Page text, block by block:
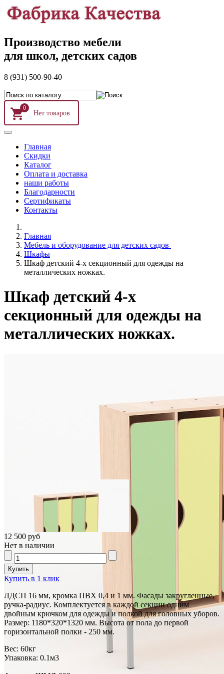
Производство мебели
для школ, детских садов
8 (931) 500-90-40
0
Главная
Скидки
Каталог
Оплата и доставка
наши работы
Благодарности
Сертификаты
Контакты
Главная
Мебель и оборудование для детских садов
Шкафы
Шкаф детский 4-х секционный для одежды на
металлических ножках.
Шкаф детский 4-х
секционный для одежды на
металлических ножках.
12 500 руб
Нет в наличии
Купить в 1 клик
ЛДСП 16 мм, кромка ПВХ 0,4 и 1 мм. Фасады закругленные,
ручка-радиус. Комплектуется в каждой секции одним
двойным крючком для одежды и полкой для головных уборов.
Размер: 1180*320*1320 мм. Высота от пола до первой
горизонтальной полки - 250 мм.
Вес: 60кг
Упаковка: 0.1м3